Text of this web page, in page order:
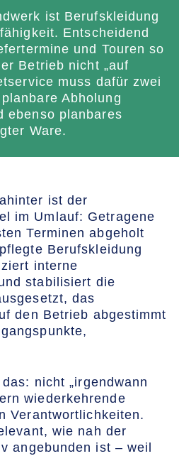
ist Berufskleidung
Entscheidend
und Touren so
Betrieb nicht „auf
muss dafür zwei
Abholung
ebenso planbares
Ware.
ist der
im Umlauf: Getragene
Terminen abgeholt
Berufskleidung
interne
stabilisiert die
das
den Betrieb abgestimmt
nicht „irgendwann
wiederkehrende
Verantwortlichkeiten.
wie nah der
angebunden ist – weil